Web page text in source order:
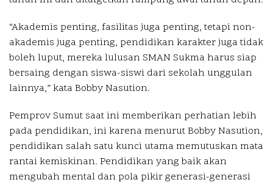
“Akademis penting, fasilitas juga penting, tetapi non-
akademis juga penting, pendidikan karakter juga tidak
boleh luput, mereka lulusan SMAN Sukma harus siap
bersaing dengan siswa-siswi dari sekolah unggulan
lainnya,” kata Bobby Nasution.
Pemprov Sumut saat ini memberikan perhatian lebih
pada pendidikan, ini karena menurut Bobby Nasution,
pendidikan salah satu kunci utama memutuskan mata
rantai kemiskinan. Pendidikan yang baik akan
mengubah mental dan pola pikir generasi-generasi